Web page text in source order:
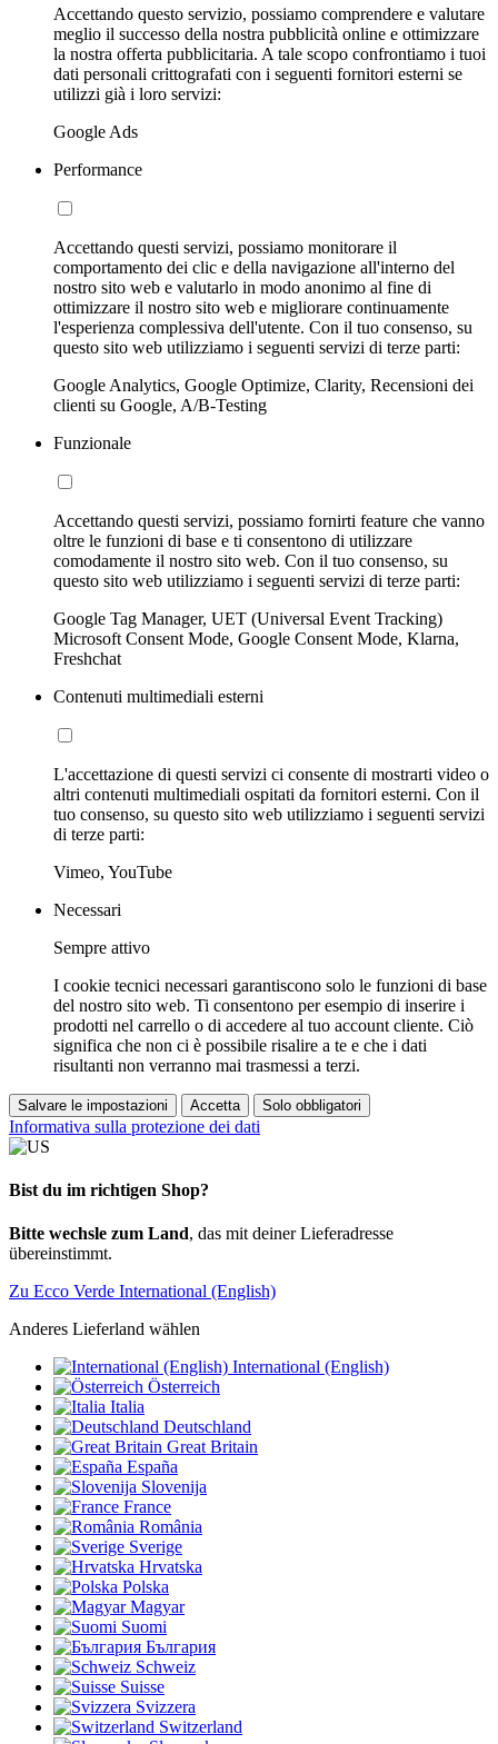
Accettando questo servizio, possiamo comprendere e valutare
meglio il successo della nostra pubblicità online e ottimizzare
la nostra offerta pubblicitaria. A tale scopo confrontiamo i tuoi
dati personali crittografati con i seguenti fornitori esterni se
utilizzi già i loro servizi:
Google Ads
Performance
Accettando questi servizi, possiamo monitorare il
comportamento dei clic e della navigazione all'interno del
nostro sito web e valutarlo in modo anonimo al fine di
ottimizzare il nostro sito web e migliorare continuamente
l'esperienza complessiva dell'utente. Con il tuo consenso, su
questo sito web utilizziamo i seguenti servizi di terze parti:
Google Analytics, Google Optimize, Clarity, Recensioni dei
clienti su Google, A/B-Testing
Funzionale
Accettando questi servizi, possiamo fornirti feature che vanno
oltre le funzioni di base e ti consentono di utilizzare
comodamente il nostro sito web. Con il tuo consenso, su
questo sito web utilizziamo i seguenti servizi di terze parti:
Google Tag Manager, UET (Universal Event Tracking)
Microsoft Consent Mode, Google Consent Mode, Klarna,
Freshchat
Contenuti multimediali esterni
L'accettazione di questi servizi ci consente di mostrarti video o
altri contenuti multimediali ospitati da fornitori esterni. Con il
tuo consenso, su questo sito web utilizziamo i seguenti servizi
di terze parti:
Vimeo, YouTube
Necessari
Sempre attivo
I cookie tecnici necessari garantiscono solo le funzioni di base
del nostro sito web. Ti consentono per esempio di inserire i
prodotti nel carrello o di accedere al tuo account cliente. Ciò
significa che non ci è possibile risalire a te e che i dati
risultanti non verranno mai trasmessi a terzi.
Salvare le impostazioni Accetta Solo obbligatori
Informativa sulla protezione dei dati
Bist du im richtigen Shop?
Bitte wechsle zum Land, das mit deiner Lieferadresse
übereinstimmt.
Zu Ecco Verde International (English)
Anderes Lieferland wählen
International (English)
Österreich
Italia
Deutschland
Great Britain
España
Slovenija
France
România
Sverige
Hrvatska
Polska
Magyar
Suomi
България
Schweiz
Suisse
Svizzera
Switzerland